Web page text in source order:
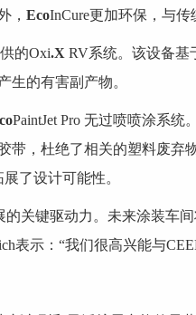
， EcoInCure更加环保，与传
的Oxi.X RV系统。该设备基
生的有害副产物。
PaintJet Pro 无过喷喷涂系
，杜绝了相关的塑料废弃
了设计可能性。
关键驱动力。未来涂装车
表示：“我们很高兴能与